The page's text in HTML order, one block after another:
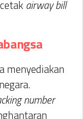
airway bill
menyediakan
number